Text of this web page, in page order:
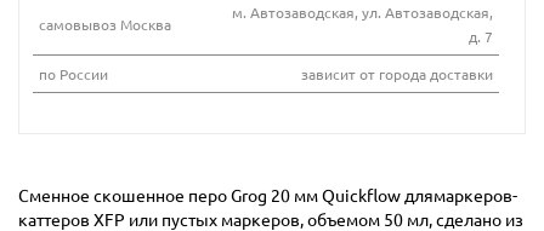
самовывоз Москва
м. Автозаводская, ул. Автозаводская,
д. 7
по России
зависит от города доставки
Сменное скошенное перо Grog 20 мм Quickflow длямаркеров-
каттеров XFP или пустых маркеров, объемом 50 мл, сделано из